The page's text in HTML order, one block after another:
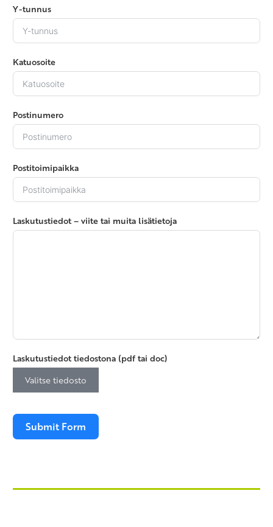
Y-tunnus
Katuosoite
Postinumero
Postitoimipaikka
Laskutustiedot – viite tai muita lisätietoja
Laskutustiedot tiedostona (pdf tai doc)
Valitse tiedosto
Submit Form